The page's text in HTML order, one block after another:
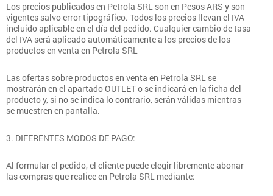
Los precios publicados en Petrola SRL son en Pesos ARS y son
vigentes salvo error tipográfico. Todos los precios llevan el IVA
incluido aplicable en el día del pedido. Cualquier cambio de tasa
del IVA será aplicado automáticamente a los precios de los
productos en venta en Petrola SRL
Las ofertas sobre productos en venta en Petrola SRL se
mostrarán en el apartado OUTLET o se indicará en la ficha del
producto y, si no se indica lo contrario, serán válidas mientras
se muestren en pantalla.
3. DIFERENTES MODOS DE PAGO:
Al formular el pedido, el cliente puede elegir libremente abonar
las compras que realice en Petrola SRL mediante: